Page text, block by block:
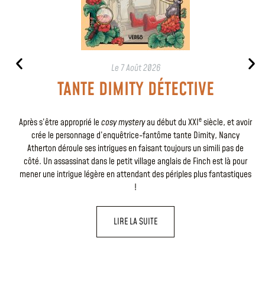
Le 7 Août 2026
TANTE DIMITY DÉTECTIVE
Après s’être approprié lecosy mysteryau début du XXIesiècle, et avoir
crée le personnage d’enquêtrice-fantôme tante Dimity, Nancy
Atherton déroule ses intrigues en faisant toujours un simili pas de
côté. Un assassinat dans le petit village anglais de Finch est là pour
mener une intrigue légère en attendant des périples plus fantastiques
!
LIRE LA SUITE